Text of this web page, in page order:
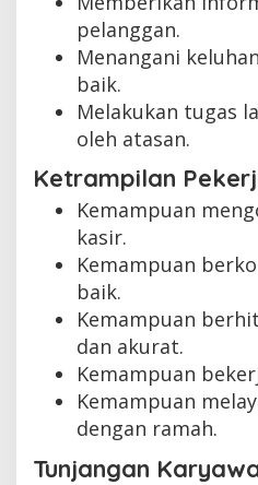
pelanggan.
Menangani
baik.
Melakukan tugas
oleh atasan.
Ketrampilan
Kemampuan
kasir.
Kemampuan
baik.
Kemampuan
dan akurat.
Kemampuan
Kemampuan
dengan ramah.
Tunjangan